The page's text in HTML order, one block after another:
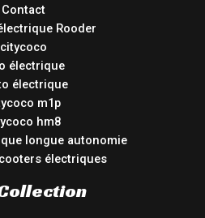
Contact
Rooder
citycoco
électrique
électrique
m1p
hm8
longue autonomie
électriques